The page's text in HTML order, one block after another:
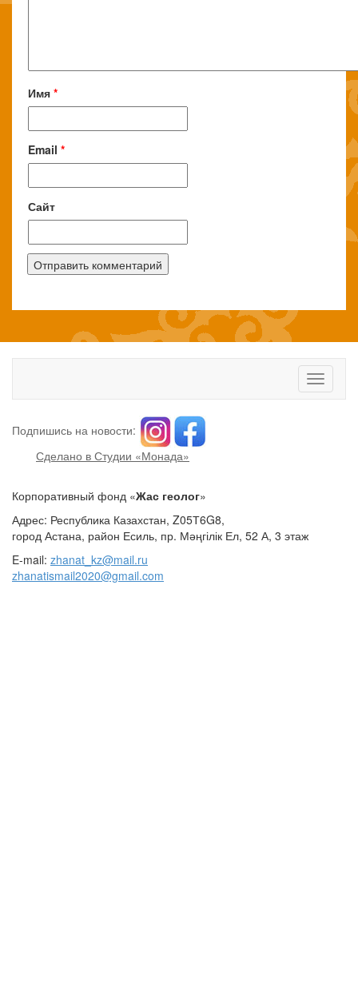
Имя *
Email *
Сайт
Toggle
Подпишись на новости:
Сделано в Студии «Монада»
Корпоративный фонд «Жас геолог»
Адрес: Республика Казахстан, Z05Т6G8,
город Астана, район Есиль, пр. Мәңгілік Ел, 52 А, 3 этаж
E-mail: zhanat_kz@mail.ru
zhanatismail2020@gmail.com